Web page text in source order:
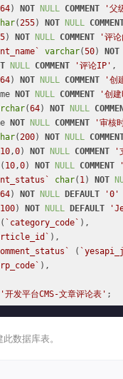
64) NOT NULL COMMENT '父
(255) NOT NULL
) NOT NULL COMMENT '评
varchar(50) NOT
NULL COMMENT '评论IP' ,
64) NOT NULL COMMENT '创
NOT NULL COMMENT '创
(64) NOT NULL
NOT NULL COMMENT '审核
(200) NOT NULL
10,0) NOT NULL COMMENT '
( 10,0) NOT NULL COMMENT
char( 1) NOT
64) NOT NULL DEFAULT '0'
100) NOT NULL DEFAULT
( `category_code` ),
),
(
),
'开发平台CMS-文章评论表' ;
数据库表。